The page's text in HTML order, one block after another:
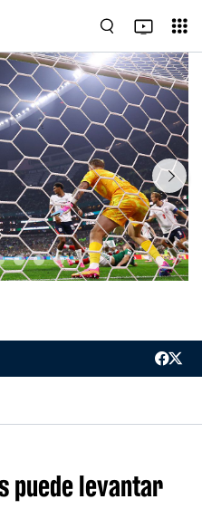
Next
puede levantar